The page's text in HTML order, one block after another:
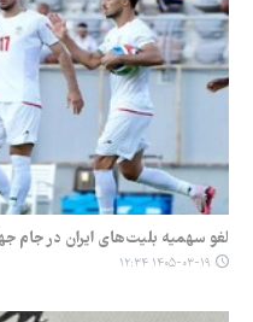
لغو سهمیه بلیت‌های ایران در جام
۱۴۰۵-۰۳-۱۹ ۱۲:۳۴